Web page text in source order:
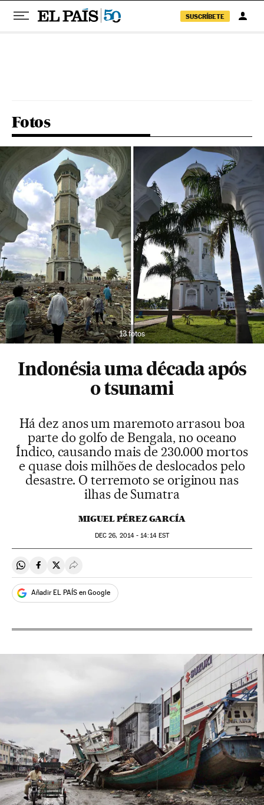
SUSCRÍBETE
Fotos
13 fotos
Indonésia uma década após
o tsunami
Há dez anos um maremoto arrasou boa
parte do golfo de Bengala, no oceano
Índico, causando mais de 230.000 mortos
e quase dois milhões de deslocados pelo
desastre. O terremoto se originou nas
ilhas de Sumatra
MIGUEL PÉREZ GARCÍA
DEC 26, 2014 - 14:14EST
Compartir en Whatsapp
Compartir en Facebook
Compartir en Twitter
Desplegar Redes Sociales
Añadir EL PAÍS en Google